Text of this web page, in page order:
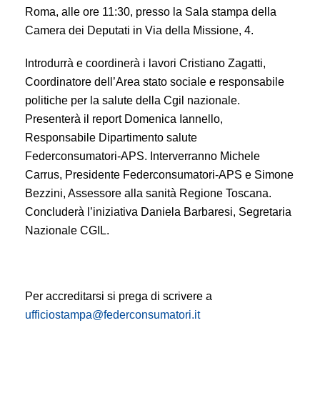
Roma, alle ore 11:30, presso la Sala stampa della
Camera dei Deputati in Via della Missione, 4.
Introdurrà e coordinerà i lavori Cristiano Zagatti,
Coordinatore dell’Area stato sociale e responsabile
politiche per la salute della Cgil nazionale.
Presenterà il report Domenica Iannello,
Responsabile Dipartimento salute
Federconsumatori-APS. Interverranno Michele
Carrus, Presidente Federconsumatori-APS e Simone
Bezzini, Assessore alla sanità Regione Toscana.
Concluderà l’iniziativa Daniela Barbaresi, Segretaria
Nazionale CGIL.
Per accreditarsi si prega di scrivere a
ufficiostampa@federconsumatori.it